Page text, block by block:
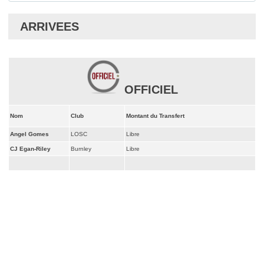
ARRIVEES
OFFICIEL
Nom Club Montant du Transfert
Angel Gomes LOSC Libre
CJ Egan-Riley Burnley Libre